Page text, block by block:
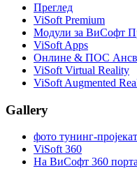
Преглед
ViSoft Premium
Модули за ВиСофт
ViSoft Apps
Онлине & ПОС
ViSoft Virtual Reality
ViSoft Augmented
Gallery
фото тунинг-пројекат
ViSoft 360
На ВиСофт 360